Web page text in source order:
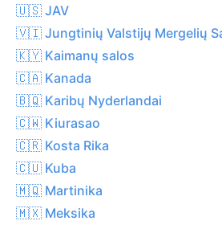
🇺🇸 JAV
🇻🇮 Jungtinių Valstijų Mergelių
🇰🇾 Kaimanų salos
🇨🇦 Kanada
🇧🇶 Karibų Nyderlandai
🇨🇼 Kiurasao
🇨🇷 Kosta Rika
🇨🇺 Kuba
🇲🇶 Martinika
🇲🇽 Meksika